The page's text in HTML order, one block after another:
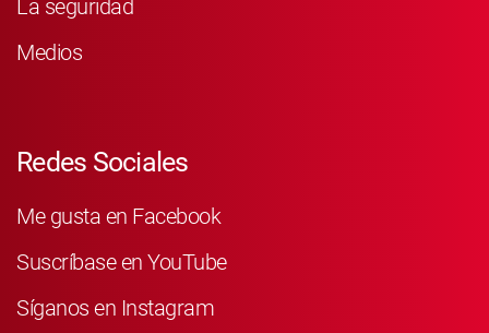
La seguridad
Medios
Redes Sociales
Me gusta en Facebook
Suscríbase en YouTube
Síganos en Instagram